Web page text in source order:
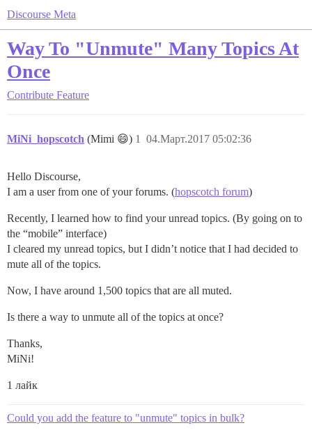
Discourse Meta
Way To "Unmute" Many Topics At
Once
Contribute Feature
MiNi_hopscotch (Mimi 😄) 04.Март.2017 05:02:36
1
Hello Discourse,
I am a user from one of your forums. (hopscotch forum)
Recently, I learned how to find your unread topics. (By going on to
the “mobile” interface)
I cleared my unread topics, but I didn’t notice that I had decided to
mute all of the topics.
Now, I have around 1,500 topics that are all muted.
Is there a way to unmute all of the topics at once?
Thanks,
MiNi!
1 лайк
Could you add the feature to "unmute" topics in bulk?